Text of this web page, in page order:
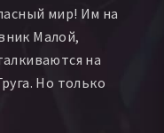
мир! Им на
Малой,
на
Но только
своей цели...